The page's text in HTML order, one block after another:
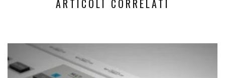
ARTICOLI CORRELATI